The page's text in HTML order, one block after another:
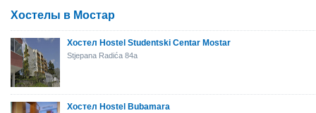
Хостелы в Мостар
Хостел Hostel Studentski Centar Mostar
Stjepana Radića 84a
Хостел Hostel Bubamara